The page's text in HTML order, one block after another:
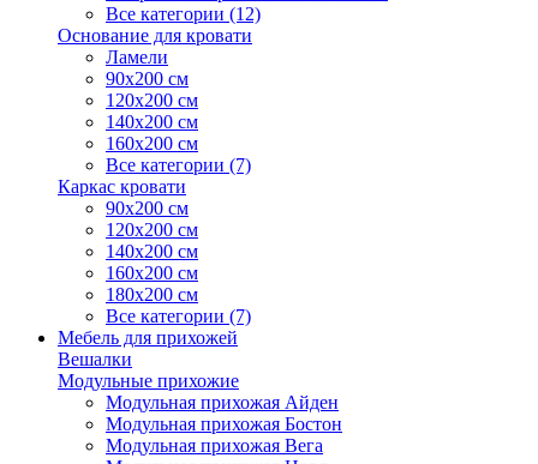
Все категории (12)
Основание для кровати
Ламели
90х200 см
120х200 см
140х200 см
160х200 см
Все категории (7)
Каркас кровати
90х200 см
120х200 см
140х200 см
160х200 см
180х200 см
Все категории (7)
Мебель для прихожей
Вешалки
Модульные прихожие
Модульная прихожая Айден
Модульная прихожая Бостон
Модульная прихожая Вега